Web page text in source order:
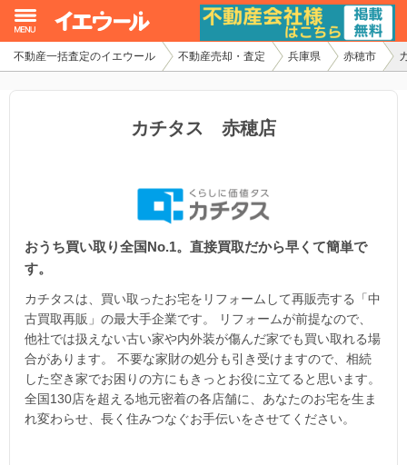
不動産一括査定のイエウール 不動産売却・査定 兵庫県 赤穂市
カチタス 赤穂店
おうち買い取り全国No.1。直接買取だから早くて簡単で
す。
カチタスは、買い取ったお宅をリフォームして再販売する「中
古買取再販」の最大手企業です。 リフォームが前提なので、
他社では扱えない古い家や内外装が傷んだ家でも買い取れる場
合があります。 不要な家財の処分も引き受けますので、相続
した空き家でお困りの方にもきっとお役に立てると思います。
全国130店を超える地元密着の各店舗に、あなたのお宅を生ま
れ変わらせ、長く住みつなぐお手伝いをさせてください。
イエウール加盟希望の不動産会社様
不動産の売却・一括査定
家査定シミュレーター
お問い合わせ